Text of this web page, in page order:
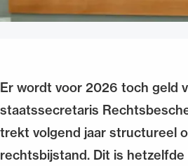
Er wordt voor 2026 toch geld
staatssecretaris
trekt volgend jaar structureel
rechtsbijstand. Dit is